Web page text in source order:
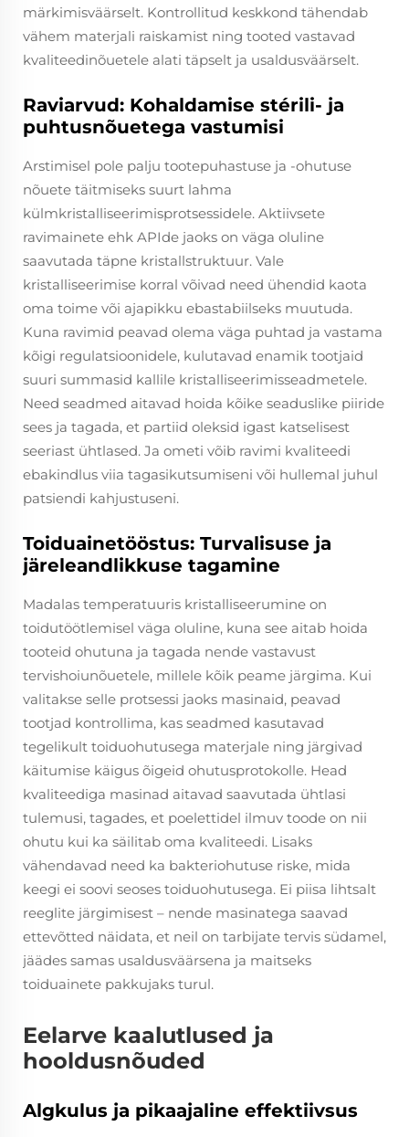
märkimisväärselt. Kontrollitud keskkond tähendab
vähem materjali raiskamist ning tooted vastavad
kvaliteedinõuetele alati täpselt ja usaldusväärselt.
Raviarvud: Kohaldamise stérili- ja
puhtusnõuetega vastumisi
Arstimisel pole palju tootepuhastuse ja -ohutuse
nõuete täitmiseks suurt lahma
külmkristalliseerimisprotsessidele. Aktiivsete
ravimainete ehk APIde jaoks on väga oluline
saavutada täpne kristallstruktuur. Vale
kristalliseerimise korral võivad need ühendid kaota
oma toime või ajapikku ebastabiilseks muutuda.
Kuna ravimid peavad olema väga puhtad ja vastama
kõigi regulatsioonidele, kulutavad enamik tootjaid
suuri summasid kallile kristalliseerimisseadmetele.
Need seadmed aitavad hoida kõike seaduslike piiride
sees ja tagada, et partiid oleksid igast katselisest
seeriast ühtlased. Ja ometi võib ravimi kvaliteedi
ebakindlus viia tagasikutsumiseni või hullemal juhul
patsiendi kahjustuseni.
Toiduainetööstus: Turvalisuse ja
järeleandlikkuse tagamine
Madalas temperatuuris kristalliseerumine on
toidutöötlemisel väga oluline, kuna see aitab hoida
tooteid ohutuna ja tagada nende vastavust
tervishoiunõuetele, millele kõik peame järgima. Kui
valitakse selle protsessi jaoks masinaid, peavad
tootjad kontrollima, kas seadmed kasutavad
tegelikult toiduohutusega materjale ning järgivad
käitumise käigus õigeid ohutusprotokolle. Head
kvaliteediga masinad aitavad saavutada ühtlasi
tulemusi, tagades, et poelettidel ilmuv toode on nii
ohutu kui ka säilitab oma kvaliteedi. Lisaks
vähendavad need ka bakteriohutuse riske, mida
keegi ei soovi seoses toiduohutusega. Ei piisa lihtsalt
reeglite järgimisest – nende masinatega saavad
ettevõtted näidata, et neil on tarbijate tervis südamel,
jäädes samas usaldusväärsena ja maitseks
toiduainete pakkujaks turul.
Eelarve kaalutlused ja
hooldusnõuded
Algkulus ja pikaajaline effektiivsus